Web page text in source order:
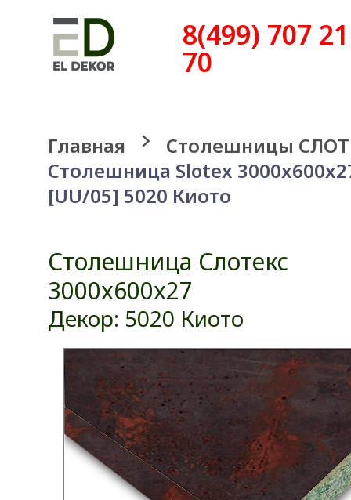
8(499) 707 21
70
Главная
Столешницы
Столешница Slotex
[UU/05] 5020 Киото
Столешница Слотекс
3000x600x27
Декор: 5020 Киото